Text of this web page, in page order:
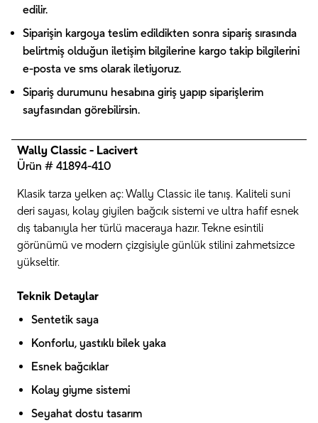
edilir.
Siparişin kargoya teslim edildikten sonra sipariş sırasında
belirtmiş olduğun iletişim bilgilerine kargo takip bilgilerini
e-posta ve sms olarak iletiyoruz.
Sipariş durumunu hesabına giriş yapıp siparişlerim
sayfasından görebilirsin.
Wally Classic - Lacivert
Ürün # 41894-410
Klasik tarza yelken aç: Wally Classic ile tanış. Kaliteli suni
deri sayası, kolay giyilen bağcık sistemi ve ultra hafif esnek
dış tabanıyla her türlü maceraya hazır. Tekne esintili
görünümü ve modern çizgisiyle günlük stilini zahmetsizce
yükseltir.
Teknik Detaylar
Sentetik saya
Konforlu, yastıklı bilek yaka
Esnek bağcıklar
Kolay giyme sistemi
Seyahat dostu tasarım